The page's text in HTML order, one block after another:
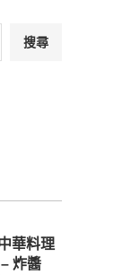
搜尋
華料理
炸醬